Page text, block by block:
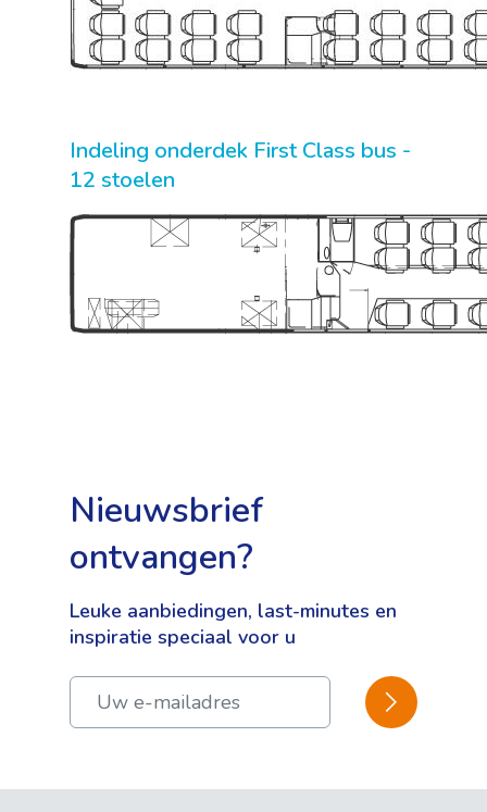
Indeling onderdek First Class bus -
12 stoelen
Nieuwsbrief
ontvangen?
Leuke aanbiedingen, last-minutes en
inspiratie speciaal voor u
BEVESTIGEN